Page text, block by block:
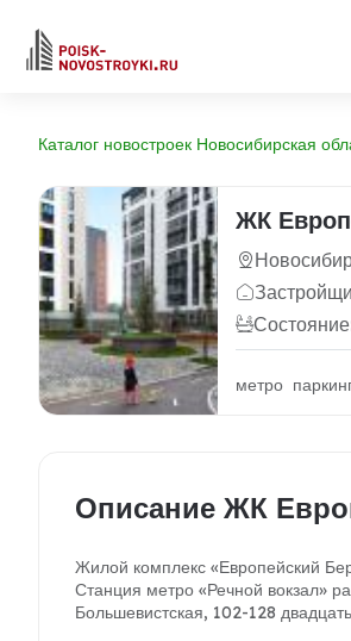
Каталог новостроек Новосибирская
ЖК
метро
Описание ЖК
Жилой комплекс «Европейский
Станция метро «Речной вокзал»
Большевистская, 102-128